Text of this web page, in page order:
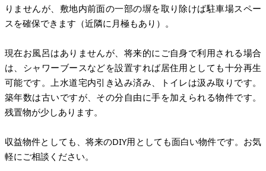
りませんが、敷地内前面の一部の塀を取り除けば駐車場スペー
スを確保できます（近隣に月極もあり）。
現在お風呂はありませんが、将来的にご自身で利用される場合
は、シャワーブースなどを設置すれば居住用としても十分再生
可能です。上水道宅内引き込み済み、トイレは汲み取りです。
築年数は古いですが、その分自由に手を加えられる物件です。
残置物が少しあります。
収益物件としても、将来のDIY用としても面白い物件です。お気
軽にご相談ください。